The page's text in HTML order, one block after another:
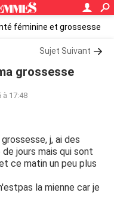
féminine et grossesse
Sujet Suivant
grossesse
à 17:48
j, ai des
jours mais qui sont
ce matin un peu plus
la mienne car je